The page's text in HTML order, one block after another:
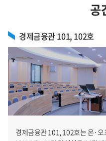
공
경제금융관 101, 102호
경제금융관 101, 102호는 온·